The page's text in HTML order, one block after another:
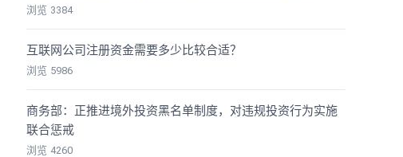
浏览 3384
互联网公司注册资金需要多少比较合适？
浏览 5986
商务部：正推进境外投资黑名单制度，对违规投资行为实施
联合惩戒
浏览 4260